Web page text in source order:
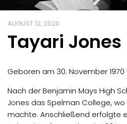
AUGUST 12, 2020
Tayari Jones
Geboren am 30. November
Nach der Benjamin Mays High
Jones das Spelman College, wo
machte. Anschließend erfolgte